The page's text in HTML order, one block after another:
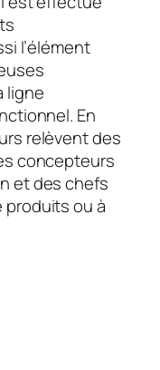
l’élément
ligne
. En
relèvent des
concepteurs
et des chefs
ou à